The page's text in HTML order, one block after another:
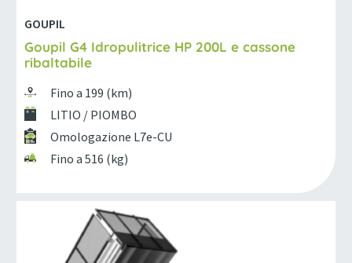
GOUPIL
Goupil G4 Idropulitrice HP 200L e cassone
ribaltabile
Fino a 199 (km)
LITIO / PIOMBO
Omologazione L7e-CU
Fino a 516 (kg)